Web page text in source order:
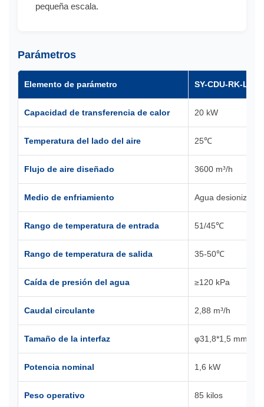
pequeña escala.
Parámetros
Elemento de parámetro SY-CDU-RK-LA20
Capacidad de transferencia de calor 20 kW
Temperatura del lado del aire 25℃
Flujo de aire diseñado 3600 m³/h
Medio de enfriamiento Agua desionizada
Rango de temperatura de entrada 51/45℃
Rango de temperatura de salida 35-50℃
Caída de presión del agua ≥120 kPa
Caudal circulante 2,88 m³/h
Tamaño de la interfaz φ31,8*1,5 mm
Potencia nominal 1,6 kW
Peso operativo 85 kilos